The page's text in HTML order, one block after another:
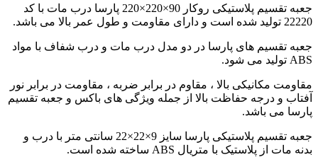
جعبه تقسیم پلاستیکی روکار 90×220×220 پارسا درب مات با کد
22220 تولید شده است و دارای مقاومت و طول عمر بالا می باشد.
جعبه تقسیم های پارسا در دو مدل درب مات و درب شفاف با مواد
ABS تولید می شود.
مقاومت مکانیکی بالا ، مقاوم در برابر ضربه ، مقاومت در برابر نور
آفتاب و درجه حفاظت بالا از جمله ویژگی های باکس و جعبه تقسیم
پارسا می باشد.
جعبه تقسیم پلاستیکی پارسا سایز 9×22×22 سانتی متر با درب و
بدنه مات از پلاستیک با متریال ABS ساخته شده است.